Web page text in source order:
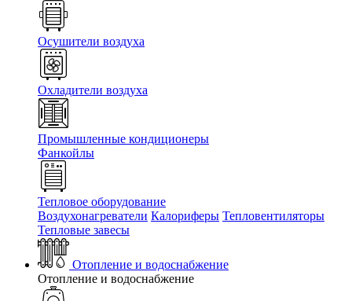
Осушители воздуха
Охладители воздуха
Промышленные кондиционеры
Фанкойлы
Тепловое оборудование
Воздухонагреватели Калориферы Тепловентиляторы
Тепловые завесы
Отопление и водоснабжение
Отопление и водоснабжение